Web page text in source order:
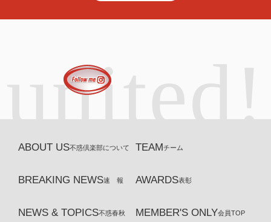
united!
ABOUT US不惑倶楽部について
BREAKING NEWS速 報
NEWS & TOPICS不惑春秋
TEAMチーム
AWARDS表彰
MEMBER'S ONLY会員TOP